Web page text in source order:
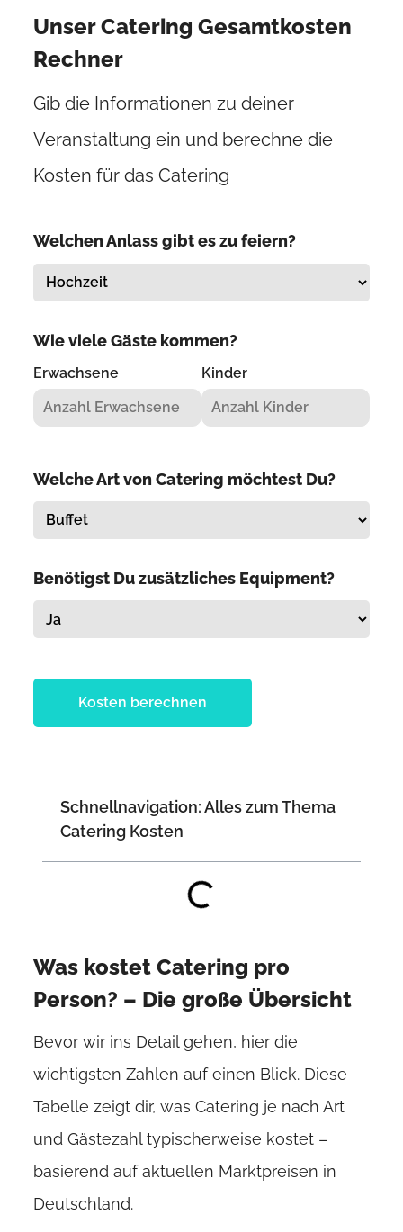
Unser Catering Gesamtkosten
Rechner
Gib die Informationen zu deiner
Veranstaltung ein und berechne die
Kosten für das Catering
Welchen Anlass gibt es zu feiern?
Wie viele Gäste kommen?
Erwachsene Kinder
Welche Art von Catering möchtest Du?
Benötigst Du zusätzliches Equipment?
Kosten berechnen
Schnellnavigation: Alles zum Thema
Catering Kosten
Was kostet Catering pro
Person? – Die große Übersicht
Bevor wir ins Detail gehen, hier die
wichtigsten Zahlen auf einen Blick. Diese
Tabelle zeigt dir, was Catering je nach Art
und Gästezahl typischerweise kostet –
basierend auf aktuellen Marktpreisen in
Deutschland.